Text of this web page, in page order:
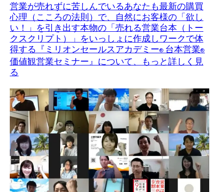
営業が売れずに苦しんでいるあなたも最新の購買
心理（こころの法則）で、自然にお客様の「欲し
い！」を引き出す本物の「売れる営業台本（トー
クスクリプト）」をいっしょに作成しワークで体
得する『ミリオンセールスアカデミー® 台本営業®
価値観営業セミナー』について、もっと詳しく見
る